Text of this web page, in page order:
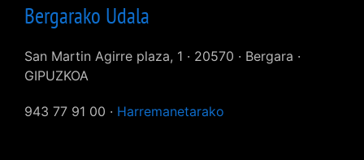
Bergarako Udala
San Martin Agirre plaza, 1 · 20570 · Bergara ·
GIPUZKOA
943 77 91 00 · Harremanetarako